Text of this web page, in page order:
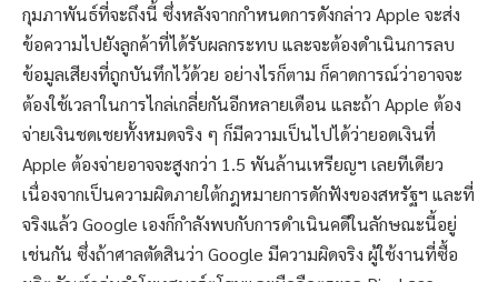
กุมภาพันธ์ที่จะถึงนี้ ซึ่งหลังจากกำหนดการดังกล่าว Apple จะส่ง
ข้อความไปยังลูกค้าที่ได้รับผลกระทบ และจะต้องดำเนินการลบ
ข้อมูลเสียงที่ถูกบันทึกไว้ด้วย อย่างไรก็ตาม ก็คาดการณ์ว่าอาจจะ
ต้องใช้เวลาในการไกล่เกลี่ยกันอีกหลายเดือน และถ้า Apple ต้อง
จ่ายเงินชดเชยทั้งหมดจริง ๆ ก็มีความเป็นไปได้ว่ายอดเงินที่
Apple ต้องจ่ายอาจจะสูงกว่า 1.5 พันล้านเหรียญฯ เลยทีเดียว
เนื่องจากเป็นความผิดภายใต้กฎหมายการดักฟังของสหรัฐฯ และที่
จริงแล้ว Google เองก็กำลังพบกับการดำเนินคดีในลักษณะนี้อยู่
เช่นกัน ซึ่งถ้าศาลตัดสินว่า Google มีความผิดจริง ผู้ใช้งานที่ซื้อ